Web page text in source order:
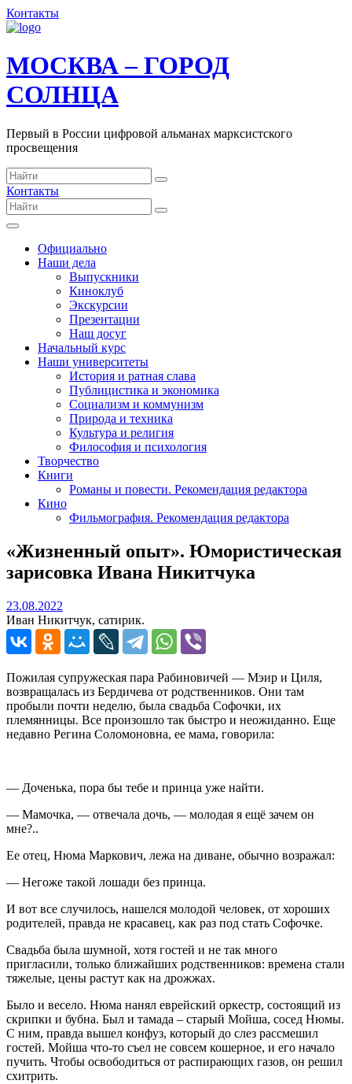
Контакты
МОСКВА – ГОРОД
СОЛНЦА
Первый в России цифровой альманах марксистского
просвещения
Контакты
Официально
Наши дела
Выпускники
Киноклуб
Экскурсии
Презентации
Наш досуг
Начальный курс
Наши университеты
История и ратная слава
Публицистика и экономика
Социализм и коммунизм
Природа и техника
Культура и религия
Философия и психология
Творчество
Книги
Романы и повести. Рекомендация редактора
Кино
Фильмография. Рекомендация редактора
«Жизненный опыт». Юмористическая
зарисовка Ивана Никитчука
23.08.2022
Иван Никитчук, сатирик.
Пожилая супружеская пара Рабиновичей — Мэир и Циля,
возвращалась из Бердичева от родственников. Они там
пробыли почти неделю, была свадьба Софочки, их
племянницы. Все произошло так быстро и неожиданно. Еще
недавно Регина Соломоновна, ее мама, говорила:
— Доченька, пора бы тебе и принца уже найти.
— Мамочка, — отвечала дочь, — молодая я ещё зачем он
мне?..
Ее отец, Нюма Маркович, лежа на диване, обычно возражал:
— Негоже такой лошади без принца.
И вот все случилось, нашелся молодой человек, от хороших
родителей, правда не красавец, как раз под стать Софочке.
Свадьба была шумной, хотя гостей и не так много
пригласили, только ближайших родственников: времена стали
тяжелые, цены растут как на дрожжах.
Было и весело. Нюма нанял еврейский оркестр, состоящий из
скрипки и бубна. Был и тамада – старый Мойша, сосед Нюмы.
С ним, правда вышел конфуз, который до слез рассмешил
гостей. Мойша что-то съел не совсем кошерное, и его начало
пучить. Чтобы освободиться от распирающих газов, он решил
схитрить.